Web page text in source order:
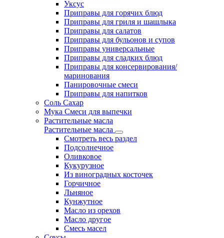
Уксус
Приправы для горячих блюд
Приправы для гриля и шашлыка
Приправы для салатов
Приправы для бульонов и супов
Приправы универсальные
Приправы для сладких блюд
Приправы для консервирования/
маринования
Панировочные смеси
Приправы для напитков
Соль Сахар
Мука Смеси для выпечки
Растительные масла
Растительные масла
Смотреть весь раздел
Подсолнечное
Оливковое
Кукурузное
Из виноградных косточек
Горчичное
Льняное
Кунжутное
Масло из орехов
Масло другое
Смесь масел